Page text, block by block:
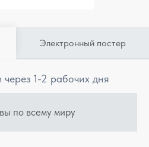
Электронный постер
через 1-2 рабочих дня
по всему миру